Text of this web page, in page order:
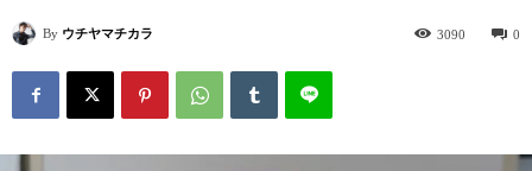
By ウチヤマチカラ 0
3090